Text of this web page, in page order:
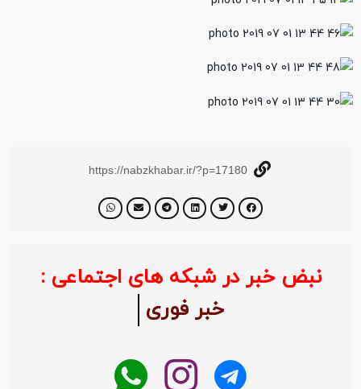
https://nabzkhabar.ir/?p=17180
نبض خبر در شبکه های اجتماعی :
خبر فوری